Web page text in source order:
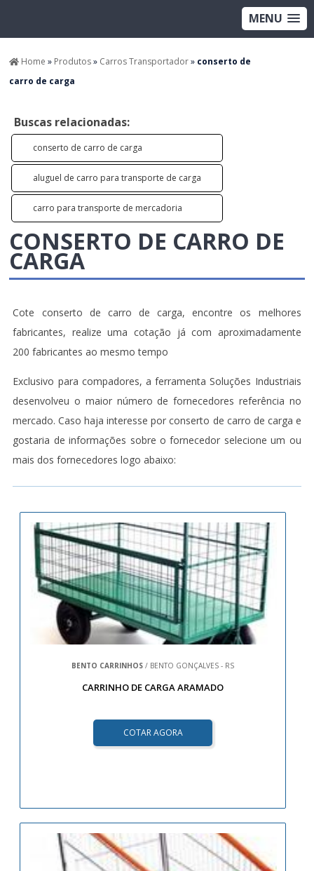
MENU
Home » Produtos» Carros Transportador» conserto de
carro de carga
Buscas relacionadas:
conserto de carro de carga
aluguel de carro para transporte de carga
carro para transporte de mercadoria
CONSERTO DE CARRO DE
CARGA
Cote conserto de carro de carga, encontre os melhores
fabricantes, realize uma cotação já com aproximadamente
200 fabricantes ao mesmo tempo
Exclusivo para compadores, a ferramenta Soluções Industriais
desenvolveu o maior número de fornecedores referência no
mercado. Caso haja interesse por conserto de carro de carga e
gostaria de informações sobre o fornecedor selecione um ou
mais dos fornecedores logo abaixo:
BENTO CARRINHOS / BENTO GONÇALVES - RS
CARRINHO DE CARGA ARAMADO
COTAR AGORA